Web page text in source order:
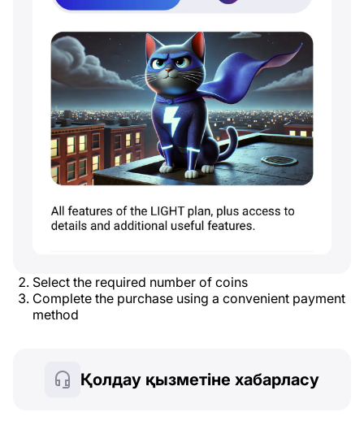
Select the required number of coins
Complete the purchase using a convenient payment
method
Қолдау қызметіне хабарласу